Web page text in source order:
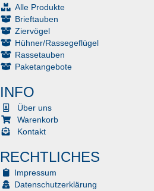
Alle Produkte
Brieftauben
Ziervögel
Hühner/Rassegeflügel
Rassetauben
Paketangebote
INFO
Über uns
Warenkorb
Kontakt
RECHTLICHES
Impressum
Datenschutzerklärung